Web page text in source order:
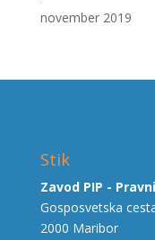
november 2019
Stik
Zavod PIP -
Gosposvetska
2000 Maribor